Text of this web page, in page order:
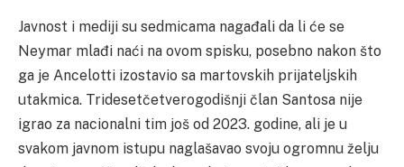
Javnost i mediji su sedmicama nagađali da li će se
Neymar mlađi naći na ovom spisku, posebno nakon što
ga je Ancelotti izostavio sa martovskih prijateljskih
utakmica. Tridesetčetverogodišnji član Santosa nije
igrao za nacionalni tim još od 2023. godine, ali je u
svakom javnom istupu naglašavao svoju ogromnu želju